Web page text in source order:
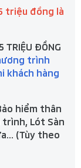
triệu đồng là
TRIỆU ĐỒNG
trình
khách hàng
hiểm thân
trình, Lót Sàn
(Tùy theo